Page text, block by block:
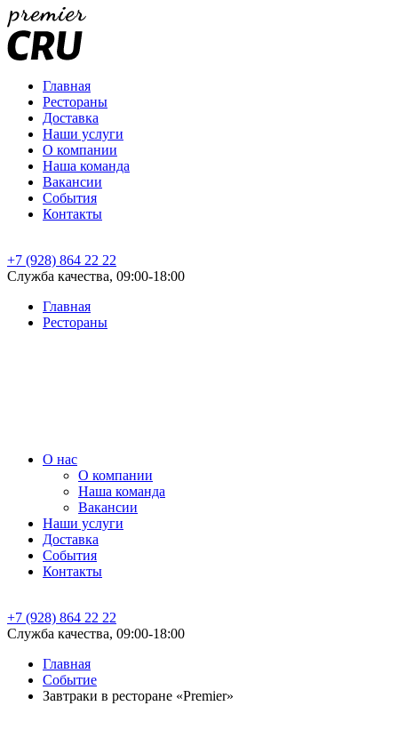
Главная
Рестораны
Доставка
Наши услуги
О компании
Наша команда
Вакансии
События
Контакты
+7 (928) 864 22 22
Служба качества, 09:00-18:00
Главная
Рестораны
О нас
О компании
Наша команда
Вакансии
Наши услуги
Доставка
События
Контакты
+7 (928) 864 22 22
Служба качества, 09:00-18:00
Главная
Событие
Завтраки в ресторане «Premier»